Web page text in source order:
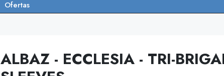
Ofertas
ALBAZ - ECCLESIA - TRI-